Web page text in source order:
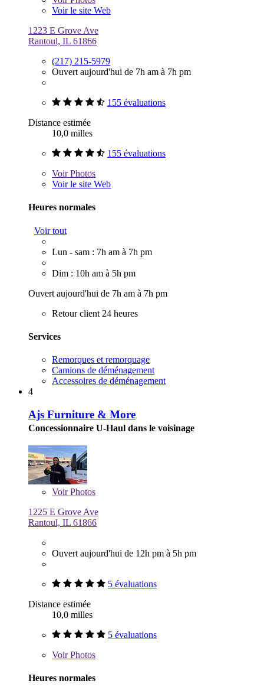
Voir le site Web
1223 E Grove Ave
Rantoul, IL 61866
(217) 215-5979
Ouvert aujourd'hui de 7h am à 7h pm
155 évaluations
Distance estimée
10,0 milles
155 évaluations
VoirPhotos
Voir le site Web
Heures normales
Voir tout
Lun - sam : 7h am à 7h pm
Dim : 10h am à 5h pm
Ouvert aujourd'hui de 7h am à 7h pm
Retour client 24 heures
Services
Remorques et remorquage
Camions de déménagement
Accessoires de déménagement
4
Ajs Furniture & More
Concessionnaire U-Haul dans le voisinage
VoirPhotos
1225 E Grove Ave
Rantoul, IL 61866
Ouvert aujourd'hui de 12h pm à 5h pm
5 évaluations
Distance estimée
10,0 milles
5 évaluations
VoirPhotos
Heures normales